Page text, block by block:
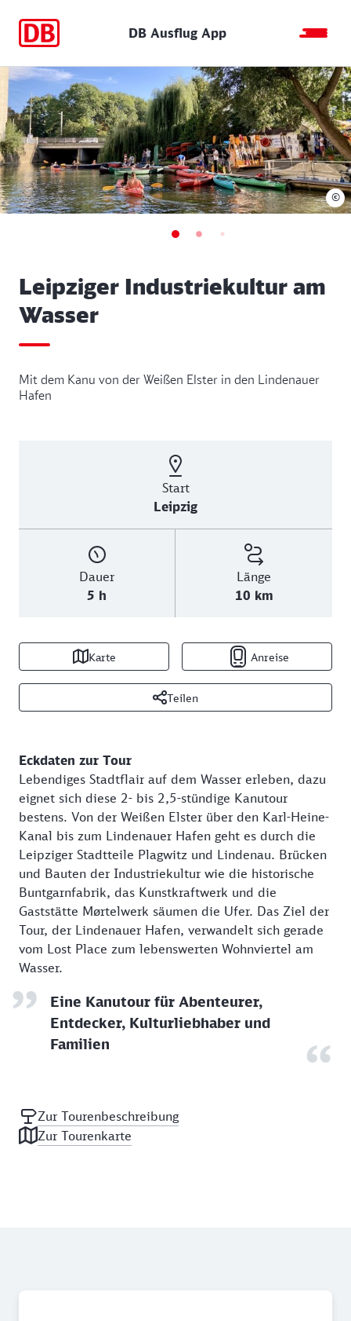
DB Ausflug App
Leipziger Industriekultur am
Wasser
Mit dem Kanu von der Weißen Elster in den Lindenauer
Hafen
Start
Leipzig
Dauer
5 h
Länge
10 km
Karte Anreise
Teilen
©
Eckdaten zur Tour
Lebendiges Stadtflair auf dem Wasser erleben, dazu
eignet sich diese 2- bis 2,5-stündige Kanutour
bestens. Von der Weißen Elster über den Karl-Heine-
Kanal bis zum Lindenauer Hafen geht es durch die
Leipziger Stadtteile Plagwitz und Lindenau. Brücken
und Bauten der Industriekultur wie die historische
Buntgarnfabrik, das Kunstkraftwerk und die
Gaststätte Mørtelwerk säumen die Ufer. Das Ziel der
Tour, der Lindenauer Hafen, verwandelt sich gerade
vom Lost Place zum lebenswerten Wohnviertel am
Wasser.
Eine Kanutour für Abenteurer,
Entdecker, Kulturliebhaber und
Familien
Zur Tourenbeschreibung
Zur Tourenkarte